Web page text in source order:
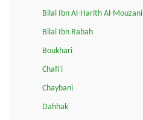
Bilal Ibn Al-Harith Al-Mouzani
Bilal Ibn Rabah
Boukhari
Chafi'i
Chaybani
Dahhak